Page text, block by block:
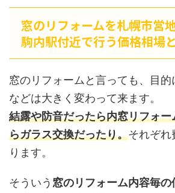
窓のリフォームを札幌市営
駒内駅付近で行う価格相場
窓のリフォームと言っても、目
などは大きく変わって来ます。
結露や防音だったら内窓リフォ
らガラス交換だったり。それぞれ
ります。
そういう 窓のリフォーム内容毎